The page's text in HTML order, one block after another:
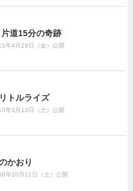
道15分の奇跡
年4月29日（金）公開
トルライズ
年3月13日（土）公開
かおり
年10月11日（土）公開